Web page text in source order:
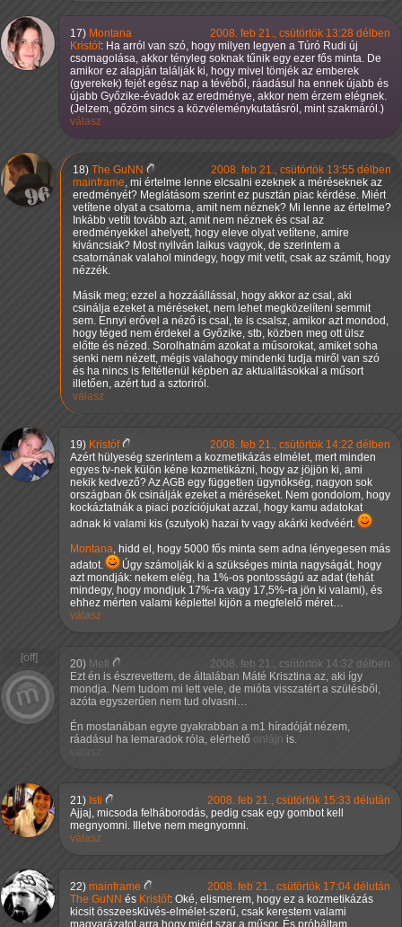
17) Montana
2008. feb 21., csütörtök 13:28 délben
Kristóf: Ha arról van szó, hogy milyen legyen a Túró Rudi új
csomagolása, akkor tényleg soknak tűnik egy ezer fős minta. De
amikor ez alapján találják ki, hogy mivel tömjék az emberek
(gyerekek) fejét egész nap a tévéből, ráadásul ha ennek újabb és
újabb Győzike-évadok az eredménye, akkor nem érzem elégnek.
(Jelzem, gőzöm sincs a közvéleménykutatásról, mint szakmáról.)
válasz
18) The GuNN
2008. feb 21., csütörtök 13:55 délben
mainframe, mi értelme lenne elcsalni ezeknek a méréseknek az
eredményét? Meglátásom szerint ez pusztán piac kérdése. Miért
vetítene olyat a csatorna, amit nem néznek? Mi lenne az értelme?
Inkább vetíti tovább azt, amit nem néznek és csal az
eredményekkel ahelyett, hogy eleve olyat vetítene, amire
kiváncsiak? Most nyilván laikus vagyok, de szerintem a
csatornának valahol mindegy, hogy mit vetít, csak az számít, hogy
nézzék.
Másik meg; ezzel a hozzáállással, hogy akkor az csal, aki
csinálja ezeket a méréseket, nem lehet megközelíteni semmit
sem. Ennyi erővel a néző is csal, te is csalsz, amikor azt mondod,
hogy téged nem érdekel a Győzike, stb, közben meg ott ülsz
előtte és nézed. Sorolhatnám azokat a műsorokat, amiket soha
senki nem nézett, mégis valahogy mindenki tudja miről van szó
és ha nincs is feltétlenül képben az aktualitásokkal a műsort
illetően, azért tud a sztoriról.
válasz
19) Kristóf
2008. feb 21., csütörtök 14:22 délben
Azért hülyeség szerintem a kozmetikázás elmélet, mert minden
egyes tv-nek külön kéne kozmetikázni, hogy az jöjjön ki, ami
nekik kedvező? Az AGB egy független ügynökség, nagyon sok
országban ők csinálják ezeket a méréseket. Nem gondolom, hogy
kockáztatnák a piaci pozíciójukat azzal, hogy kamu adatokat
adnak ki valami kis (szutyok) hazai tv vagy akárki kedvéért.
Montana, hidd el, hogy 5000 fős minta sem adna lényegesen más
adatot.
Úgy számolják ki a szükséges minta nagyságát, hogy
azt mondják: nekem elég, ha 1%-os pontosságú az adat (tehát
mindegy, hogy mondjuk 17%-ra vagy 17,5%-ra jön ki valami), és
ehhez mérten valami képlettel kijön a megfelelő méret…
válasz
20) Mefi
2008. feb 21., csütörtök 14:32 délben
Ezt én is észrevettem, de általában Máté Krisztina az, aki így
mondja. Nem tudom mi lett vele, de mióta visszatért a szülésből,
azóta egyszerűen nem tud olvasni…
Én mostanában egyre gyakrabban a m1 híradóját nézem,
ráadásul ha lemaradok róla, elérhető onlájn is.
21) Isti
2008. feb 21., csütörtök 15:33 délután
Ajjaj, micsoda felháborodás, pedig csak egy gombot kell
megnyomni. Illetve nem megnyomni.
válasz
22) mainframe
2008. feb 21., csütörtök 17:04 délután
The GuNN és Kristóf: Oké, elismerem, hogy ez a kozmetikázás
kicsit összeesküvés-elmélet-szerű, csak kerestem valami
magyarázatot arra hogy miért szar a műsor. És próbáltam